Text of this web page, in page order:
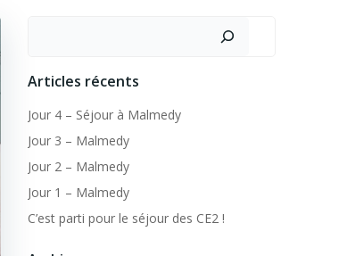
Articles récents
Jour 4 – Séjour à Malmedy
Jour 3 – Malmedy
Jour 2 – Malmedy
Jour 1 – Malmedy
C’est parti pour le séjour des CE2 !